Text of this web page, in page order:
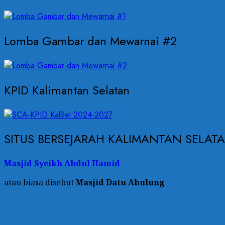
Lomba Gambar dan Mewarnai #2
KPID Kalimantan Selatan
SITUS BERSEJARAH KALIMANTAN
Masjid Syeikh Abdul Hamid
atau biasa disebutMasjid Datu Abulung